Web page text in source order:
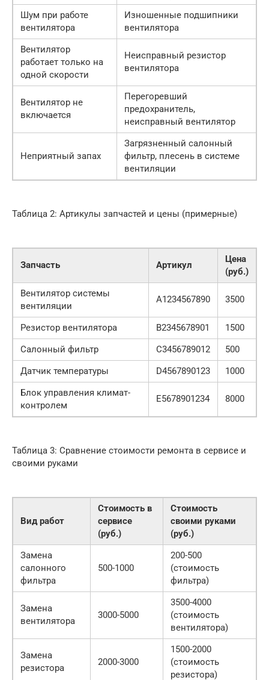
Шум при работе
вентилятора
Изношенные подшипники
вентилятора
Вентилятор
работает только на
одной скорости
Неисправный резистор
вентилятора
Вентилятор не
включается
Перегоревший
предохранитель,
неисправный вентилятор
Неприятный запах
Загрязненный салонный
фильтр, плесень в системе
вентиляции
Таблица 2: Артикулы запчастей и цены (примерные)
Запчасть Артикул
Цена
(руб.)
Вентилятор системы
вентиляции
A1234567890 3500
Резистор вентилятора B2345678901
1500
Салонный фильтр
C3456789012
500
Датчик температуры
D4567890123
1000
Блок управления климат-
контролем
E5678901234 8000
Таблица 3: Сравнение стоимости ремонта в сервисе и
своими руками
Вид работ
Стоимость в
сервисе
(руб.)
Стоимость
своими руками
(руб.)
Замена
салонного
фильтра
500-1000
200-500
(стоимость
фильтра)
Замена
вентилятора
3000-5000
3500-4000
(стоимость
вентилятора)
Замена
резистора
2000-3000
1500-2000
(стоимость
резистора)